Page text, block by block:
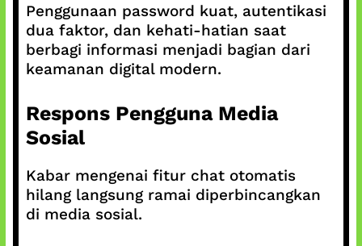
Penggunaan password kuat, autentikasi
dua faktor, dan kehati-hatian saat
berbagi informasi menjadi bagian dari
keamanan digital modern.
Respons Pengguna Media
Sosial
Kabar mengenai fitur chat otomatis
hilang langsung ramai diperbincangkan
di media sosial.